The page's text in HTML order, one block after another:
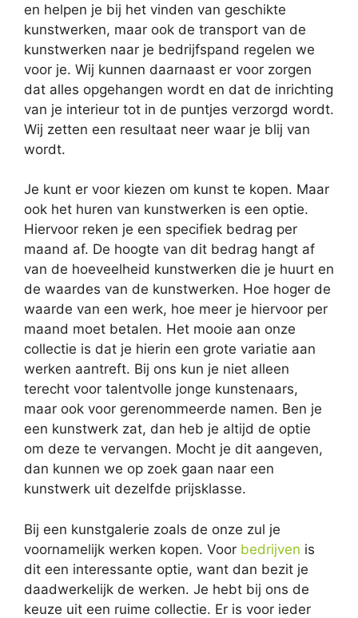
en helpen je bij het vinden van geschikte
kunstwerken, maar ook de transport van de
kunstwerken naar je bedrijfspand regelen we
voor je. Wij kunnen daarnaast er voor zorgen
dat alles opgehangen wordt en dat de inrichting
van je interieur tot in de puntjes verzorgd wordt.
Wij zetten een resultaat neer waar je blij van
wordt.
Je kunt er voor kiezen om kunst te kopen. Maar
ook het huren van kunstwerken is een optie.
Hiervoor reken je een specifiek bedrag per
maand af. De hoogte van dit bedrag hangt af
van de hoeveelheid kunstwerken die je huurt en
de waardes van de kunstwerken. Hoe hoger de
waarde van een werk, hoe meer je hiervoor per
maand moet betalen. Het mooie aan onze
collectie is dat je hierin een grote variatie aan
werken aantreft. Bij ons kun je niet alleen
terecht voor talentvolle jonge kunstenaars,
maar ook voor gerenommeerde namen. Ben je
een kunstwerk zat, dan heb je altijd de optie
om deze te vervangen. Mocht je dit aangeven,
dan kunnen we op zoek gaan naar een
kunstwerk uit dezelfde prijsklasse.
Bij een kunstgalerie zoals de onze zul je
voornamelijk werken kopen. Voor bedrijven is
dit een interessante optie, want dan bezit je
daadwerkelijk de werken. Je hebt bij ons de
keuze uit een ruime collectie. Er is voor ieder